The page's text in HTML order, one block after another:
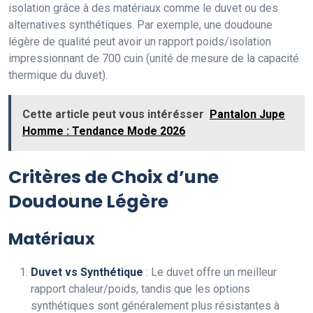
isolation grâce à des matériaux comme le duvet ou des
alternatives synthétiques. Par exemple, une doudoune
légère de qualité peut avoir un rapport poids/isolation
impressionnant de 700 cuin (unité de mesure de la capacité
thermique du duvet).
Cette article peut vous intérésser Pantalon Jupe
Homme : Tendance Mode 2026
Critères de Choix d’une
Doudoune Légère
Matériaux
Duvet vs Synthétique : Le duvet offre un meilleur
rapport chaleur/poids, tandis que les options
synthétiques sont généralement plus résistantes à